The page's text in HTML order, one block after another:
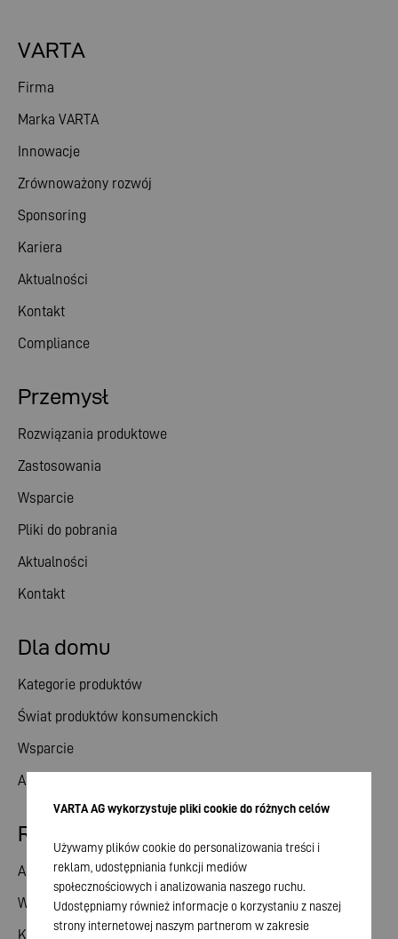
VARTA
Firma
Marka VARTA
Innowacje
Zrównoważony rozwój
Sponsoring
Kariera
Aktualności
Kontakt
Compliance
Dla domu
Kategorie produktów
Świat produktów konsumenckich
Wsparcie
Aktualności
Przemysł
Rozwiązania produktowe
Zastosowania
Wsparcie
Pliki do pobrania
Aktualności
Kontakt
Relacje inwestorskie
Akcje
Walne zgromadzenie
Kalendarz finansowy
VARTA AG wykorzystuje pliki cookie do różnych celów
Używamy plików cookie do personalizowania treści i
reklam, udostępniania funkcji mediów
społecznościowych i analizowania naszego ruchu.
Udostępniamy również informacje o korzystaniu z naszej
strony internetowej naszym partnerom w zakresie